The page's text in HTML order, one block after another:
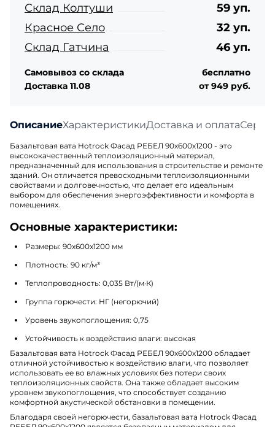
ОписаниеХарактеристикиДоставка и оплата
Базальтовая вата Hotrock Фасад РЕБЕЛ 90х600х1200 - это
высококачественный теплоизоляционный материал,
предназначенный для использования в строительстве и ремонте
зданий. Он отличается превосходными теплоизоляционными
свойствами и долговечностью, что делает его идеальным
выбором для обеспечения энергоэффективности и комфорта в
помещениях.
Основные характеристики:
Размеры: 90х600х1200 мм
Плотность: 90 кг/м³
Теплопроводность: 0,035 Вт/(м·К)
Группа горючести: НГ (негорючий)
Уровень звукопоглощения: 0,75
Устойчивость к воздействию влаги: высокая
Базальтовая вата Hotrock Фасад РЕБЕЛ 90х600х1200 обладает
отличной устойчивостью к воздействию влаги, что позволяет
использовать ее во влажных условиях без потери своих
теплоизоляционных свойств. Она также обладает высоким
уровнем звукопоглощения, что способствует созданию
комфортной акустической обстановки в помещении.
Благодаря своей негорючести, базальтовая вата Hotrock Фасад
Склад Колтуши
59 уп.
Красное Село
32 уп.
Склад Гатчина
46 уп.
Самовывоз со склада
бесплатно
Доставка 11.08
от 949 руб.